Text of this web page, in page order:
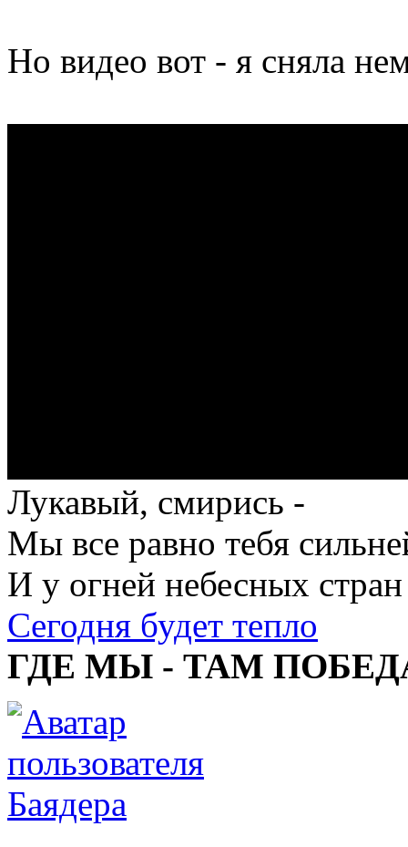
Но видео вот - я сняла
Лукавый, смирись -
Мы все равно тебя
И у огней небесных стран
Сегодня будет тепло
ГДЕ МЫ - ТАМ
Баядера